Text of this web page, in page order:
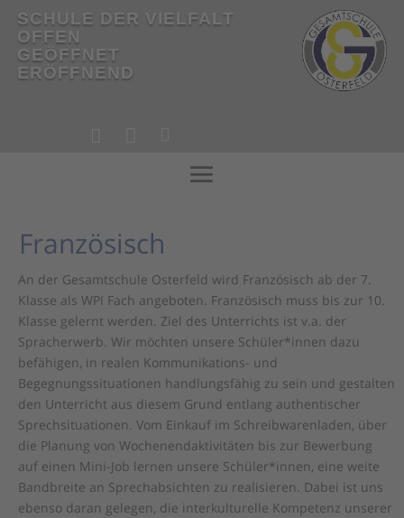
SCHULE DER VIELFALT
OFFEN
GEÖFFNET
ERÖFFNEND
Französisch
An der Gesamtschule Osterfeld wird Französisch ab der 7.
Klasse als WPI Fach angeboten. Französisch muss bis zur 10.
Klasse gelernt werden. Ziel des Unterrichts ist v.a. der
Spracherwerb. Wir möchten unsere Schüler*innen dazu
befähigen, in realen Kommunikations- und
Begegnungssituationen handlungsfähig zu sein und gestalten
den Unterricht aus diesem Grund entlang authentischer
Sprechsituationen. Vom Einkauf im Schreibwarenladen, über
die Planung von Wochenendaktivitäten bis zur Bewerbung
auf einen Mini-Job lernen unsere Schüler*innen, eine weite
Bandbreite an Sprechabsichten zu realisieren. Dabei ist uns
ebenso daran gelegen, die interkulturelle Kompetenz unserer